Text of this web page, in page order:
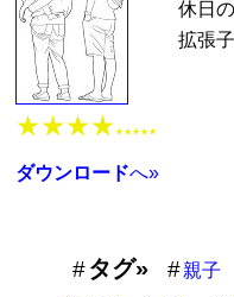
★★★★ ★★★★★
ダウンロードへ»
休日
拡張子
タグ» 親子